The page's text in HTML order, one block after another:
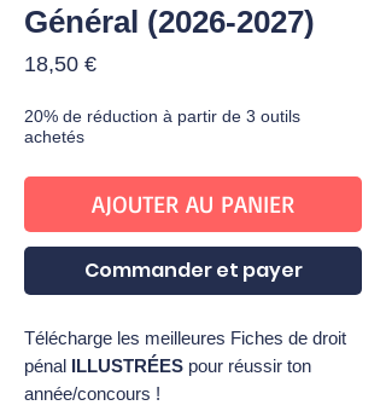
Général (2026-2027)
18,50 €Prix
20% de réduction à partir de 3 outils
achetés
AJOUTER AU PANIER
Commander et payer
Télécharge les meilleures Fiches de droit
pénal ILLUSTRÉES pour réussir ton
année/concours !